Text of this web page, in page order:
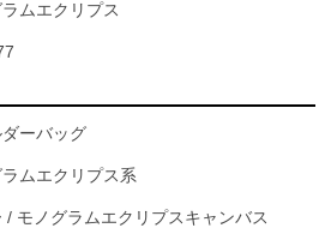
ムエクリプス
ーバッグ
ムエクリプス系
/ モノグラムエクリプスキャンバス